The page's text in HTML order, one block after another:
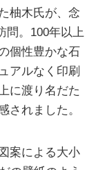
柚木氏が、念
問。100年以上
個性豊かな石
アルなく印刷
に渡り名だた
されました。
案による大小